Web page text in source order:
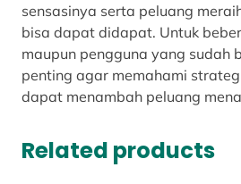
sensasinya serta peluang
bisa dapat didapat. Untuk
maupun pengguna yang sudah
penting agar memahami
dapat menambah peluang
Related products